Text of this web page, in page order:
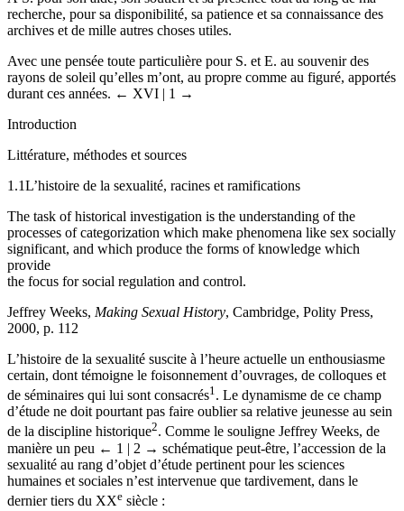
recherche, pour sa disponibilité, sa patience et sa connaissance des
archives et de mille autres choses utiles.
Avec une pensée toute particulière pour S. et E. au souvenir des
rayons de soleil qu’elles m’ont, au propre comme au figuré, apportés
durant ces années. ← XVI | 1 →
Introduction
Littérature, méthodes et sources
1.1L’histoire de la sexualité, racines et ramifications
The task of historical investigation is the understanding of the
processes of categorization which make phenomena like sex socially
significant, and which produce the forms of knowledge which
provide
the focus for social regulation and control.
Jeffrey Weeks, Making Sexual History, Cambridge, Polity Press,
2000, p. 112
L’histoire de la sexualité suscite à l’heure actuelle un enthousiasme
certain, dont témoigne le foisonnement d’ouvrages, de colloques et
de séminaires qui lui sont consacrés1 . Le dynamisme de ce champ
d’étude ne doit pourtant pas faire oublier sa relative jeunesse au sein
de la discipline historique2. Comme le souligne Jeffrey Weeks, de
manière un peu ← 1 | 2 → schématique peut-être, l’accession de la
sexualité au rang d’objet d’étude pertinent pour les sciences
humaines et sociales n’est intervenue que tardivement, dans le
dernier tiers du XXe siècle :